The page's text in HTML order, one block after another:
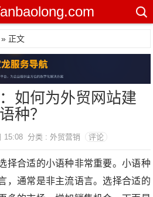
» 正文
如何为外贸网站建
种？
15:08 分类 : 外贸营销 评论
择合适的小语种非常重要。小语种
，通常是非主流语言。选择合适的